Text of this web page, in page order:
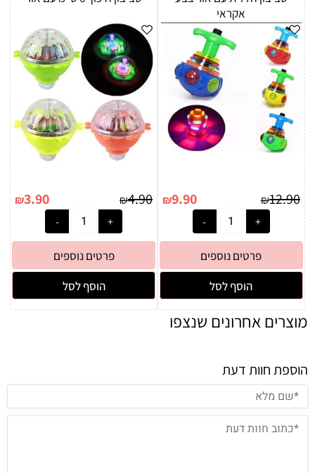
אקראי
₪12.90
₪9.90
פרטים נוספים
הוסף לסל
₪4.90
₪3.90
פרטים נוספים
הוסף לסל
מוצרים אחרונים שנצפו
הוספת חוות דעת